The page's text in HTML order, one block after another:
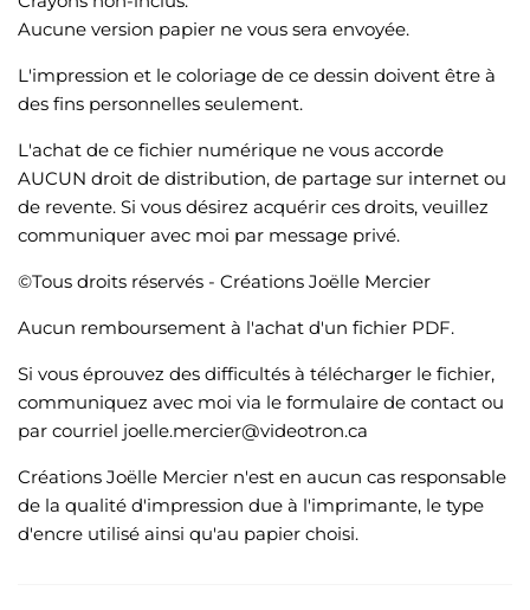
Aucune version papier ne vous sera envoyée.
L'impression et le coloriage de ce dessin doivent être à
des fins personnelles seulement.
L'achat de ce fichier numérique ne vous accorde
AUCUN droit de distribution, de partage sur internet ou
de revente. Si vous désirez acquérir ces droits, veuillez
communiquer avec moi par message privé.
©Tous droits réservés - Créations Joëlle Mercier
Aucun remboursement à l'achat d'un fichier PDF.
Si vous éprouvez des difficultés à télécharger le fichier,
communiquez avec moi via le formulaire de contact ou
par courriel joelle.mercier@videotron.ca
Créations Joëlle Mercier n'est en aucun cas responsable
de la qualité d'impression due à l'imprimante, le type
d'encre utilisé ainsi qu'au papier choisi.